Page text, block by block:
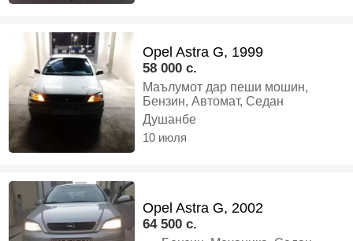
Opel Astra G, 1999
58 000 c.
Маълумот дар пеши мошин,
Бензин, Автомат, Седан
Душанбе
10 июля
Opel Astra G, 2002
64 500 c.